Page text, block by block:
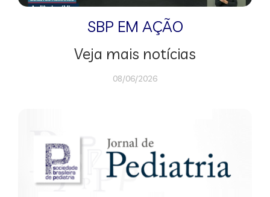
SBP EM AÇÃO
Veja mais notícias
08/06/2026